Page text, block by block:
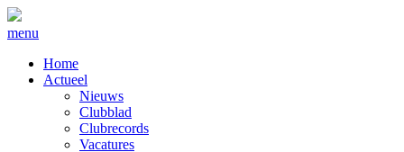
menu
Home
Actueel
Nieuws
Clubblad
Clubrecords
Vacatures